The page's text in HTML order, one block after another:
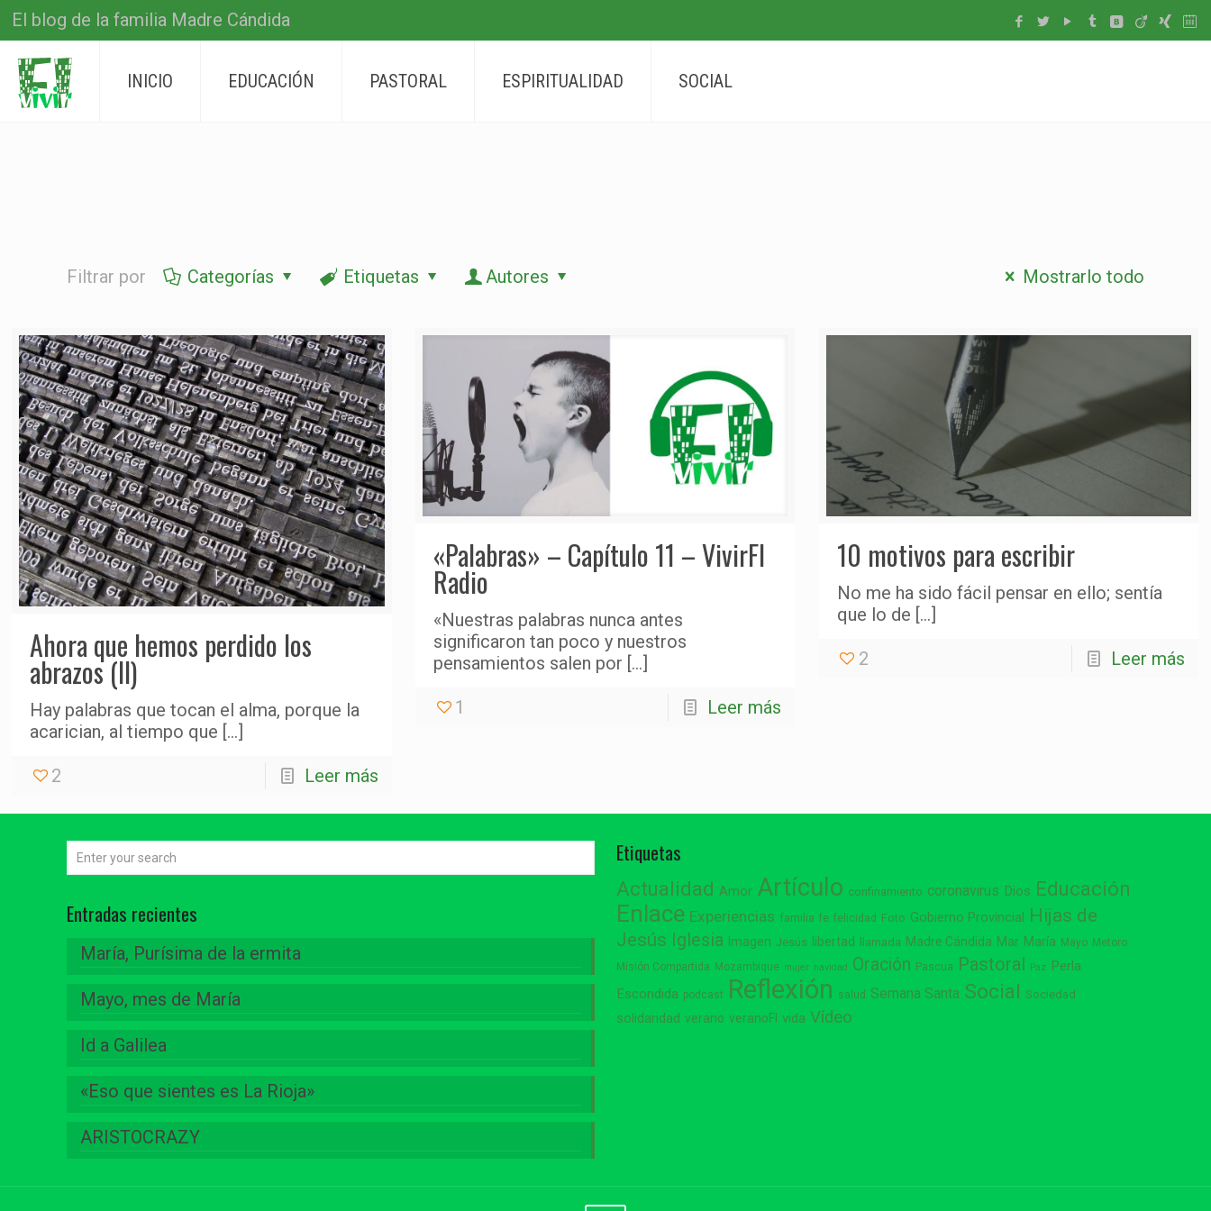
El blog de la familia Madre Cándida
INICIO EDUCACIÓN PASTORAL ESPIRITUALIDAD SOCIAL
Filtrar por Categorías Etiquetas Autores Mostrarlo todo
Ahora que hemos perdido los
abrazos (II)
Hay palabras que tocan el alma, porque la
acarician, al tiempo que […]
2 Leer más
«Palabras» – Capítulo 11 – VivirFI
Radio
«Nuestras palabras nunca antes
significaron tan poco y nuestros
pensamientos salen por […]
1 Leer más
10 motivos para escribir
No me ha sido fácil pensar en ello; sentía
que lo de […]
2 Leer más
Entradas recientes
María, Purísima de la ermita
Mayo, mes de María
Id a Galilea
«Eso que sientes es La Rioja»
ARISTOCRAZY
Etiquetas
Actualidad Amor Artículo confinamiento coronavirus Dios Educación
Enlace Experiencias familia fe felicidad Foto Gobierno Provincial Hijas de
Jesús Iglesia Imagen Jesús libertad llamada Madre Cándida Mar María Mayo Metoro
Misión Compartida Mozambique mujer navidad Oración Pascua Pastoral Paz
Perla
Escondida podcast Reflexión salud Semana Santa Social Sociedad
solidaridad verano veranoFI vida Vídeo